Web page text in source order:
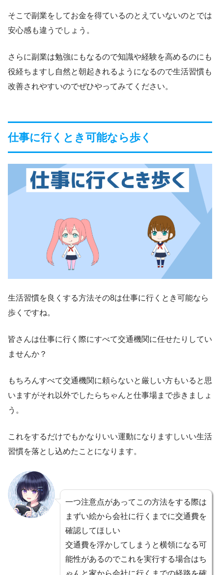
そこで副業をしてお金を得ているのとえていないのとでは
安心感も違うでしょう。
さらに副業は勉強にもなるので知識や経験を高めるのにも
役経ちますし自然と朝起きれるようになるので生活習慣も
改善されやすいのでぜひやってみてください。
仕事に行くとき可能なら歩く
生活習慣を良くする方法その8は仕事に行くとき可能なら
歩くですね。
皆さんは仕事に行く際にすべて交通機関に任せたりしてい
ませんか？
もちろんすべて交通機関に頼らないと厳しい方もいると思
いますがそれ以外でしたらちゃんと仕事場まで歩きましょ
う。
これをするだけでもかなりいい運動になりますしいい生活
習慣を落とし込めたことになります。
一つ注意点があってこの方法をする際は
まずい絵から会社に行くまでに交通費を
確認してほしい
交通費を浮かしてしまうと横領になる可
能性があるのでこれを実行する場合はち